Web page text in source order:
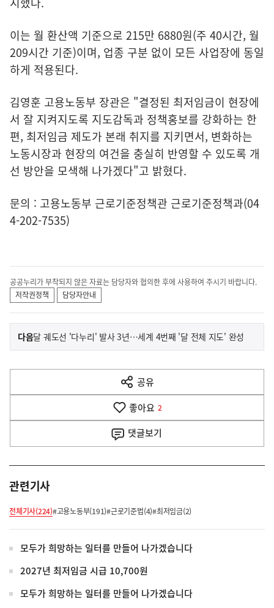
이는 월 환산액 기준으로 215만 6880원(주 40시간, 월
209시간 기준)이며, 업종 구분 없이 모든 사업장에 동일
하게 적용된다.
김영훈 고용노동부 장관은 "결정된 최저임금이 현장에
서 잘 지켜지도록 지도감독과 정책홍보를 강화하는 한
편, 최저임금 제도가 본래 취지를 지키면서, 변화하는
노동시장과 현장의 여건을 충실히 반영할 수 있도록 개
선 방안을 모색해 나가겠다"고 밝혔다.
문의 : 고용노동부 근로기준정책관 근로기준정책과(04
4-202-7535)
공공누리가 부착되지 않은 자료는 담당자와 협의한 후에 사용하여 주시기 바랍니다.
저작권정책
담당자안내
이
전
다
음
다음기
사
달 궤도선 '다누리' 발사 3년…세계 4번째 '달 전체 지도' 완성
공유
열
기
좋아요 2
댓글보기
관련기사
전체기사(224)#고용노동부(191)#근로기준법(4)#최저임금(2)
모두가 희망하는 일터를 만들어 나가겠습니다
2027년 최저임금 시급 10,700원
모두가 희망하는 일터를 만들어 나가겠습니다